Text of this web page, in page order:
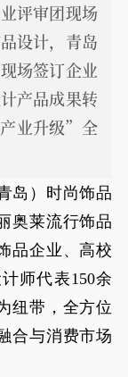
评审团现场
设计，青岛
场签订企业
产品成果转
业升级”全
岛）时尚饰品
奥莱流行饰品
品企业、高校
师代表150余
纽带，全方位
合与消费市场